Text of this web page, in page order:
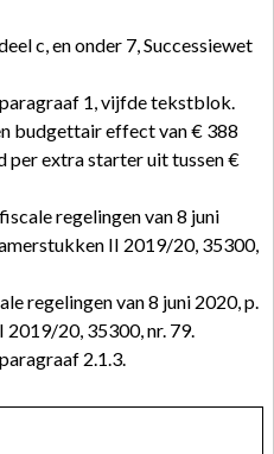
c, en onder 7, Successiewet
1, vijfde tekstblok.
budgettair effect van € 388
per extra starter uit tussen €
regelingen van 8 juni
II 2019/20, 35300,
regelingen van 8 juni 2020, p.
20, 35300, nr. 79.
2.1.3.